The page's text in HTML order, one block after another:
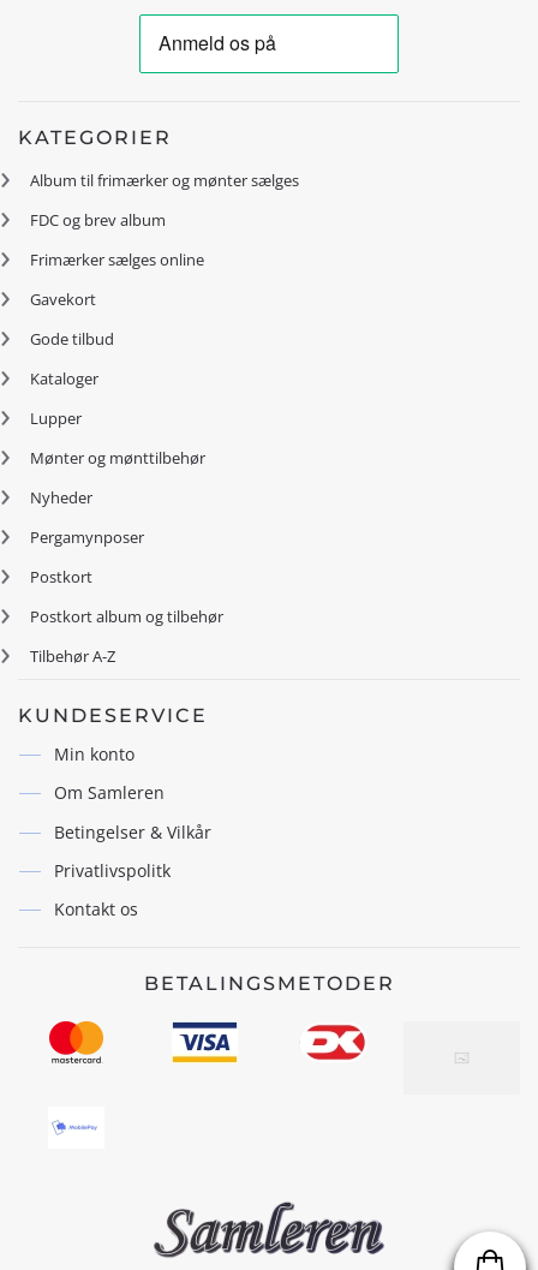
KATEGORIER
Album til frimærker og mønter sælges
FDC og brev album
Frimærker sælges online
Gavekort
Gode tilbud
Kataloger
Lupper
Mønter og mønttilbehør
Nyheder
Pergamynposer
Postkort
Postkort album og tilbehør
Tilbehør A-Z
KUNDESERVICE
Min konto
Om Samleren
Betingelser & Vilkår
Privatlivspolitk
Kontakt os
BETALINGSMETODER